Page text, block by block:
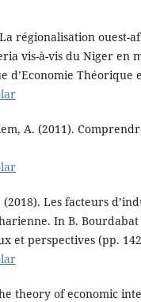
régionalisation ouest-
vis-à-vis du Niger en
d’Economie Théorique
A. (2011).
(2018). Les facteurs
In B.
et perspectives (pp.
theory of economic